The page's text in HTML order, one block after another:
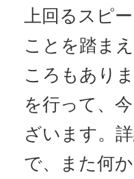
上回るスピ
ことを踏ま
ころもあり
を行って、
ざいます。
で、また何